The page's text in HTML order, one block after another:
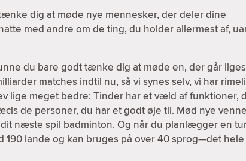
dig at møde nye mennesker, der deler dine
med andre om de ting, du holder allermest af,
du bare godt tænke dig at møde en, der går
matches indtil nu, så vi synes selv, vi har
lige meget bedre: Tinder har et væld af funktioner,
de personer, du har et godt øje til. Mød nye
næste spil badminton. Og når du planlægger en
190 lande og kan bruges på over 40 sprog—det